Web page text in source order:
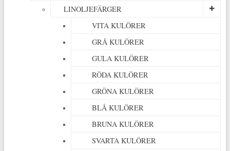
LINOLJEFÄRGER
VITA KULÖRER
GRÅ KULÖRER
GULA KULÖRER
RÖDA KULÖRER
GRÖNA KULÖRER
BLÅ KULÖRER
BRUNA KULÖRER
SVARTA KULÖRER